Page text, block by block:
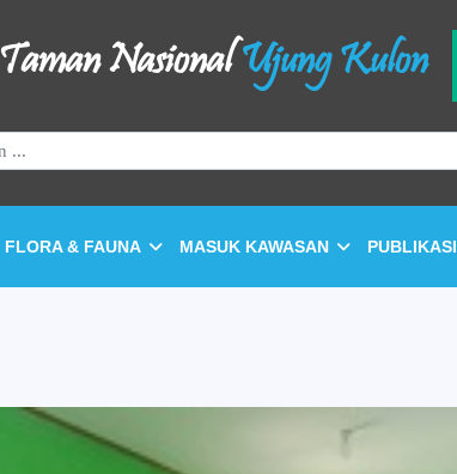
Taman NasionalUjung Kulon
FLORA & FAUNA MASUK KAWASAN PUBLIKASI